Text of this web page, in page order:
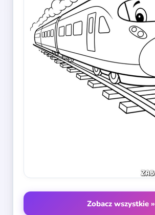
Zobacz wszystkie »